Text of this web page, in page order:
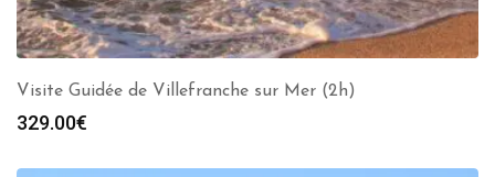
Visite Guidée de Villefranche sur Mer (2h)
329.00€